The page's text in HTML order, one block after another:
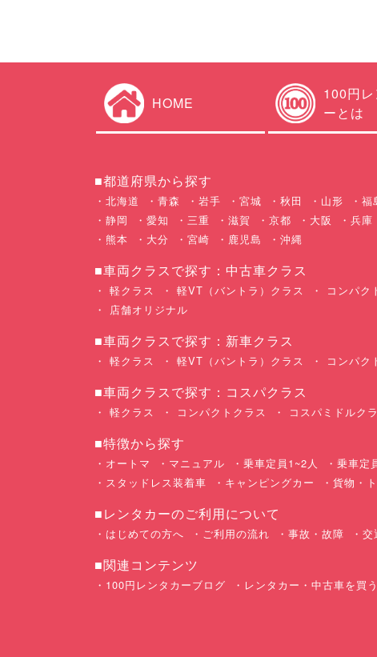
HOME
100円レ
ーとは
■都道府県から探す
北海道 青森 岩手 宮城 秋田 山形 福
静岡
愛知 三重 滋賀 京都 大阪 兵庫
熊本
大分 宮崎 鹿児島 沖縄
■車両クラスで探す：中古車クラス
軽クラス 軽VT（バントラ）クラス コンパク
店舗オリジナル
■車両クラスで探す：新車クラス
軽クラス 軽VT（バントラ）クラス コンパク
■車両クラスで探す：コスパクラス
軽クラス コンパクトクラス コスパミドルク
■特徴から探す
オートマ マニュアル 乗車定員1~2人 乗車定
スタッドレス装着車
キャンピングカー 貨物・
■レンタカーのご利用について
はじめての方へ ご利用の流れ 事故・故障 交
■関連コンテンツ
100円レンタカーブログ レンタカー・中古車を買う